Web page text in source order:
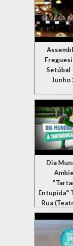
Setúbal
Junho
Dia
Entupida"
Rua